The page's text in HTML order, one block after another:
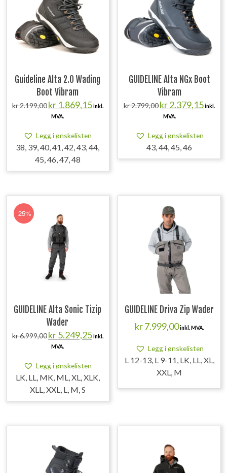
Guideline Alta 2.0 Wading
Boot Vibram
kr2.199,00 Opprinnelig
pris
var:
kr1.869,15Nåværende
pris
inkl.
MVA.
Legg i ønskelisten
38, 39, 40, 41, 42, 43, 44,
45, 46, 47, 48
GUIDELINE Alta NGx Boot
Vibram
kr2.799,00Opprinnelig
pris
var:
kr2.379,15
pris
inkl.
MVA.
Legg i ønskelisten
43, 44, 45, 46
25%
GUIDELINE Alta Sonic Tizip
Wader
kr6.999,00 Opprinnelig
pris
var:
kr5.249,25Nåværende
pris
inkl.
MVA.
Legg i ønskelisten
LK, LL, MK, ML, XL, XLK,
XLL, XXL, L, M, S
GUIDELINE Driva Zip Wader
kr7.999,00inkl. MVA.
Legg i ønskelisten
L 12-13, L 9-11, LK, LL, XL,
XXL, M